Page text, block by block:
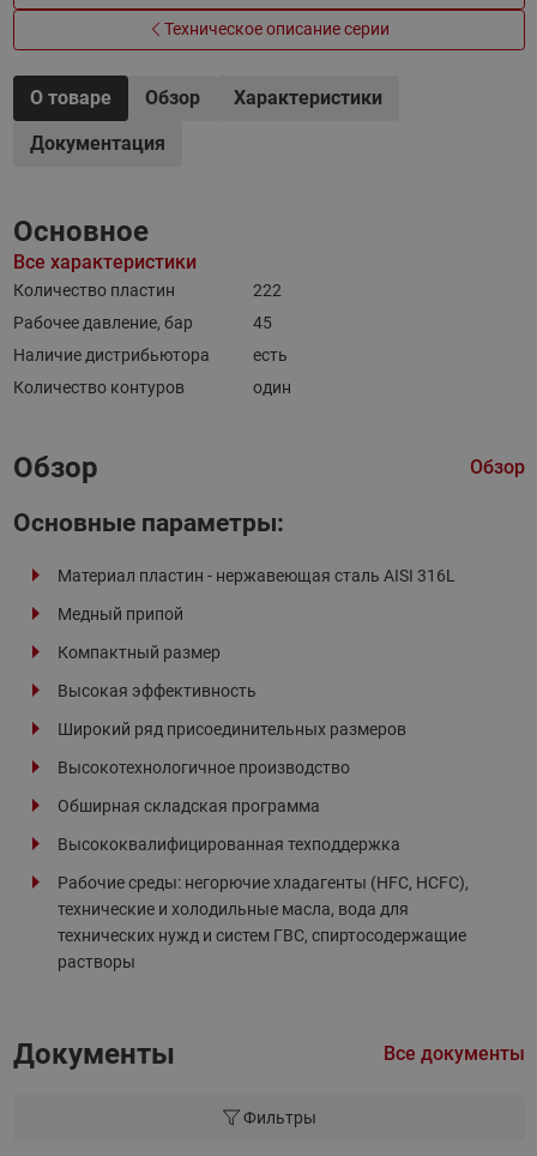
Техническое описание серии
О товаре Обзор
Характеристики
Документация
Основное
Все характеристики
Количество пластин
222
Рабочее давление, бар
45
Наличие дистрибьютора
есть
Количество контуров
один
Обзор Обзор
Основные параметры:
Материал пластин - нержавеющая сталь AISI 316L
Медный припой
Компактный размер
Высокая эффективность
Широкий ряд присоединительных размеров
Высокотехнологичное производство
Обширная складская программа
Высококвалифицированная техподдержка
Рабочие среды: негорючие хладагенты (HFC, HCFC),
технические и холодильные масла, вода для
технических нужд и систем ГВС, спиртосодержащие
растворы
Документы Все документы
Фильтры